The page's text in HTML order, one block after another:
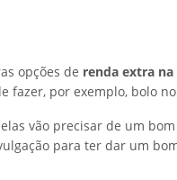
opções de renda extra na
fazer, por exemplo, bolo
vão precisar de um bom
para ter dar um